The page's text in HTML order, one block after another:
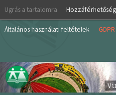
Skip
content
Ugrás a tartalomra
Általános használati feltételek GDPR